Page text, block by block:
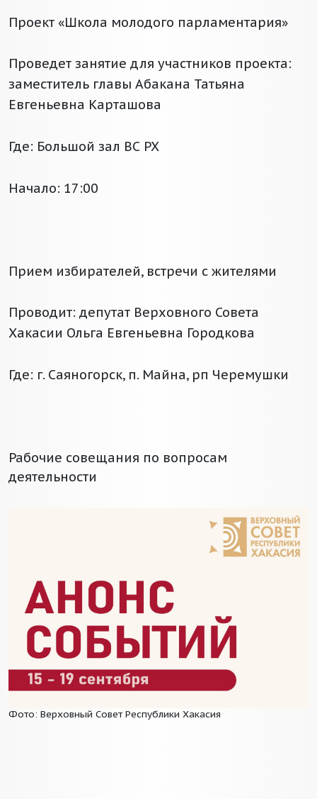
Проект «Школа молодого парламентария»
Проведет занятие для участников проекта:
заместитель главы Абакана Татьяна
Евгеньевна Карташова
Где: Большой зал ВС РХ
Начало: 17:00
Прием избирателей, встречи с жителями
Проводит: депутат Верховного Совета
Хакасии Ольга Евгеньевна Городкова
Где: г. Саяногорск, п. Майна, рп Черемушки
Рабочие совещания по вопросам
деятельности
Фото: Верховный Совет Республики Хакасия